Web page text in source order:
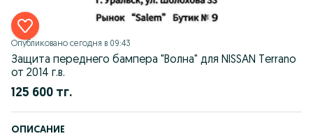
Опубликовано сегодня в 09:43
Защита переднего бампера "Волна" для NISSAN Terrano
от 2014 г.в.
125 600 тг.
ОПИСАНИЕ